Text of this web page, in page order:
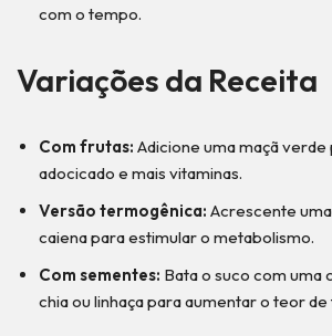
com o tempo.
Variações da Receita
Com frutas: Adicione uma maçã verde
adocicado e mais vitaminas.
Versão termogênica: Acrescente
caiena para estimular o metabolismo.
Com sementes: Bata o suco com uma
chia ou linhaça para aumentar o teor de